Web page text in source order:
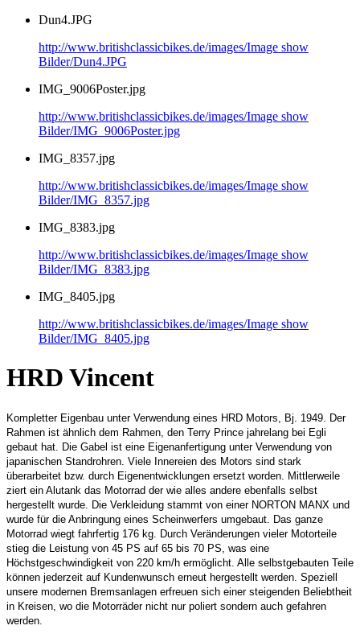
Dun4.JPG
http://www.britishclassicbikes.de/images/Image show
Bilder/Dun4.JPG
IMG_9006Poster.jpg
http://www.britishclassicbikes.de/images/Image show
Bilder/IMG_9006Poster.jpg
IMG_8357.jpg
http://www.britishclassicbikes.de/images/Image show
Bilder/IMG_8357.jpg
IMG_8383.jpg
http://www.britishclassicbikes.de/images/Image show
Bilder/IMG_8383.jpg
IMG_8405.jpg
http://www.britishclassicbikes.de/images/Image show
Bilder/IMG_8405.jpg
HRD Vincent
Kompletter Eigenbau unter Verwendung eines HRD Motors, Bj. 1949. Der
Rahmen ist ähnlich dem Rahmen, den Terry Prince jahrelang bei Egli
gebaut hat. Die Gabel ist eine Eigenanfertigung unter Verwendung von
japanischen Standrohren. Viele Innereien des Motors sind stark
überarbeitet bzw. durch Eigenentwicklungen ersetzt worden. Mittlerweile
ziert ein Alutank das Motorrad der wie alles andere ebenfalls selbst
hergestellt wurde. Die Verkleidung stammt von einer NORTON MANX und
wurde für die Anbringung eines Scheinwerfers umgebaut. Das ganze
Motorrad wiegt fahrfertig 176 kg. Durch Veränderungen vieler Motorteile
stieg die Leistung von 45 PS auf 65 bis 70 PS, was eine
Höchstgeschwindigkeit von 220 km/h ermöglicht. Alle selbstgebauten Teile
können jederzeit auf Kundenwunsch erneut hergestellt werden. Speziell
unsere modernen Bremsanlagen erfreuen sich einer steigenden Beliebtheit
in Kreisen, wo die Motorräder nicht nur poliert sondern auch gefahren
werden.